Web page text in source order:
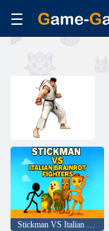
Stickman VS Italian Brainrot Fighters